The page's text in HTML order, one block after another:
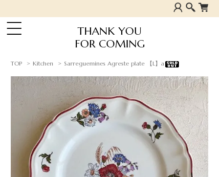
THANK YOU
FOR COMING
TOP Kitchen Sarreguemines Agreste plate 【L】a